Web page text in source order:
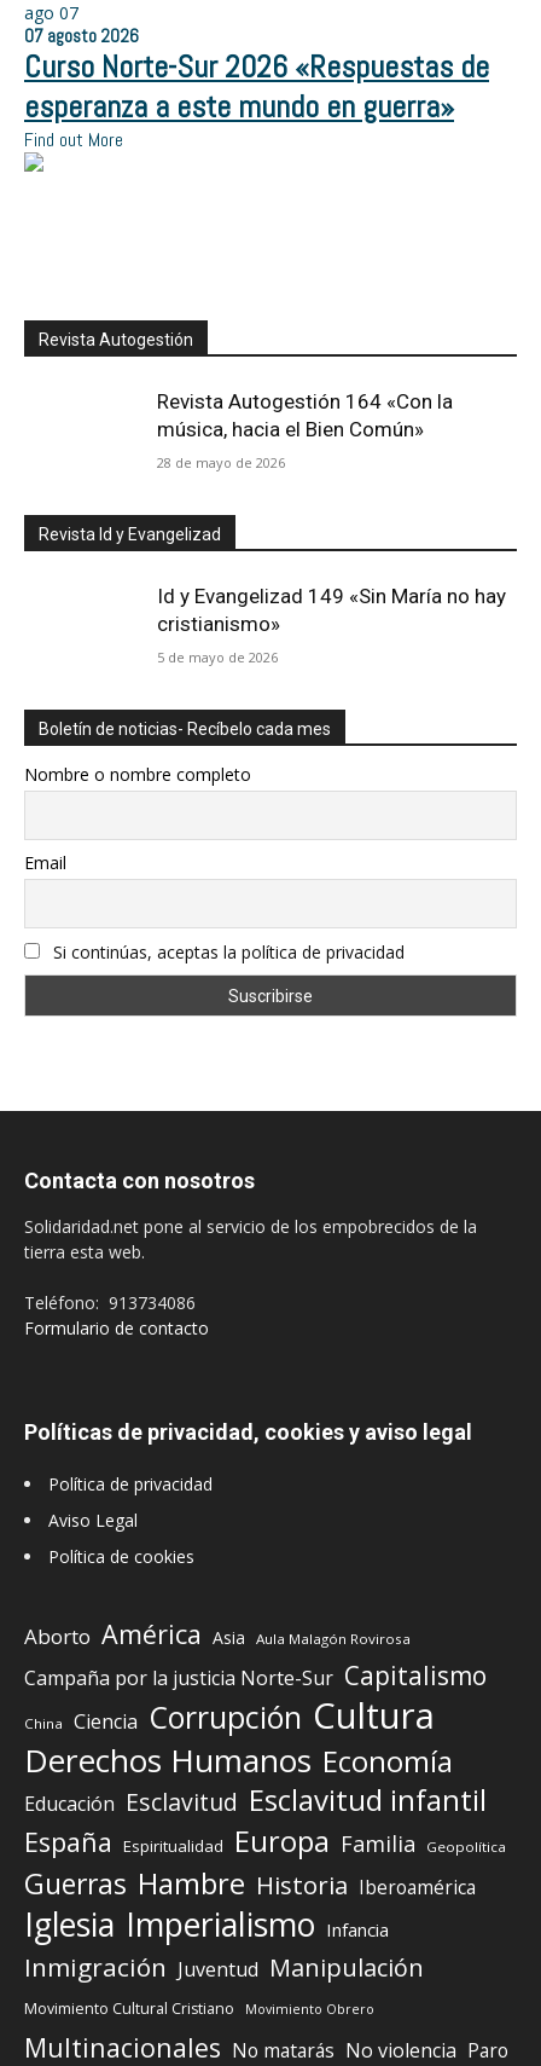
ago 07
07 agosto 2026
Curso Norte-Sur 2026 «Respuestas de
esperanza a este mundo en guerra»
Find out More
Revista Autogestión
Revista Autogestión 164 «Con la
música, hacia el Bien Común»
28 de mayo de 2026
Revista Id y Evangelizad
Id y Evangelizad 149 «Sin María no hay
cristianismo»
5 de mayo de 2026
Boletín de noticias- Recíbelo cada mes
Nombre o nombre completo
Email
Si continúas, aceptas la política de privacidad
Contacta con nosotros
Solidaridad.net pone al servicio de los empobrecidos de la
tierra esta web.
Teléfono: 913734086
Formulario de contacto
Políticas de privacidad, cookies y aviso legal
Política de privacidad
Aviso Legal
Política de cookies
Aborto América Asia Aula Malagón Rovirosa
Campaña por la justicia Norte-Sur Capitalismo
China Ciencia Corrupción Cultura
Derechos Humanos Economía
Educación Esclavitud Esclavitud infantil
España Espiritualidad Europa Familia Geopolítica
Guerras Hambre Historia Iberoamérica
Iglesia Imperialismo Infancia
Inmigración Juventud Manipulación
Movimiento Cultural Cristiano Movimiento Obrero
Multinacionales No matarás No violencia Paro